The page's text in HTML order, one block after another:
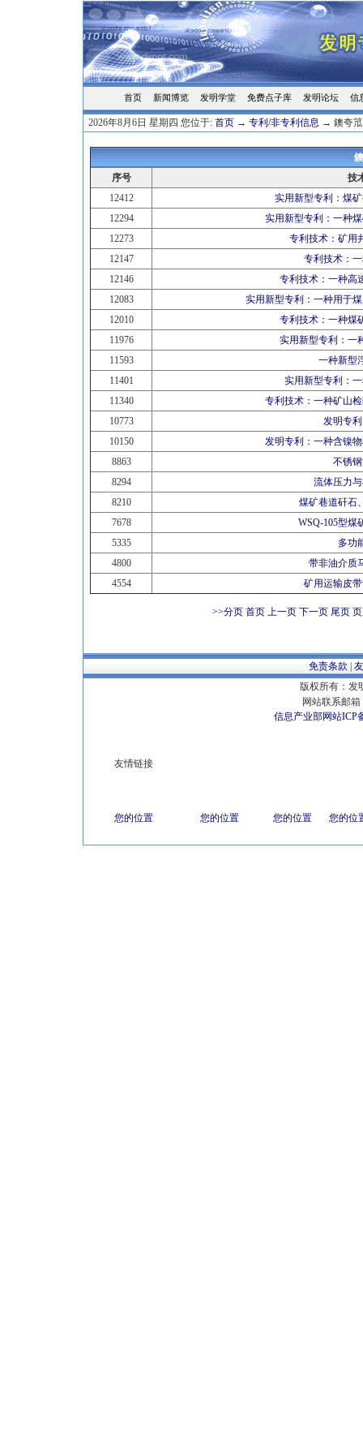
首页 新闻博览 发明学堂 免费点子库 发明论坛 信
2026年8月6日 星期四 您位于: 首页 → 专利/非专利信息 → 鐭夸
序号
技
12412
实用新型专利：煤
12294
实用新型专利：一种
12273
专利技术：矿用
12147
专利技术：
12146
专利技术：一种高
12083
实用新型专利：一种用于
12010
专利技术：一种煤
11976
实用新型专利：一
11593
一种新型
11401
实用新型专利：
11340
专利技术：一种矿山
10773
发明专
10150
发明专利：一种含镍
8863
不锈
8294
流体压力
8210
煤矿巷道矸石
7678
WSQ-105型煤
5335
多功
4800
带非油介质
4554
矿用运输皮
>>分页 首页 上一页 下一页 尾页
免责条款
版权所有：发
网站联系邮箱
信息产业部网站ICP
友情链接
您的位置 您的位置 您的位置 您的位